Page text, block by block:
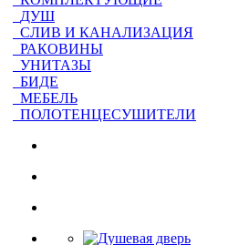
ДУШ
СЛИВ И КАНАЛИЗАЦИЯ
РАКОВИНЫ
УНИТАЗЫ
БИДЕ
МЕБЕЛЬ
ПОЛОТЕНЦЕСУШИТЕЛИ